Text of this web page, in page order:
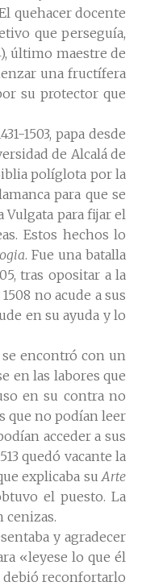
quehacer docente
que perseguía,
último maestre de
una fructífera
su protector que
1503, papa desde
de Alcalá de
políglota por la
para que se
para fijar el
Estos hechos lo
. Fue una batalla
tras opositar a la
no acude a sus
en su ayuda y lo
se encontró con un
en las labores que
en su contra no
que no podían leer
acceder a sus
quedó vacante la
explicaba suArte
el puesto. La
cenizas.
y agradecer
«leyese lo que él
debió reconfortarlo